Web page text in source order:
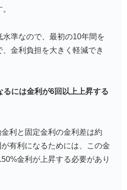
準なので、最初の10年間を
金利負担を大きく軽減でき
るには金利が6回以上上昇する
利と固定金利の金利差は約
有利になるためには、この金
金利が上昇する必要があり